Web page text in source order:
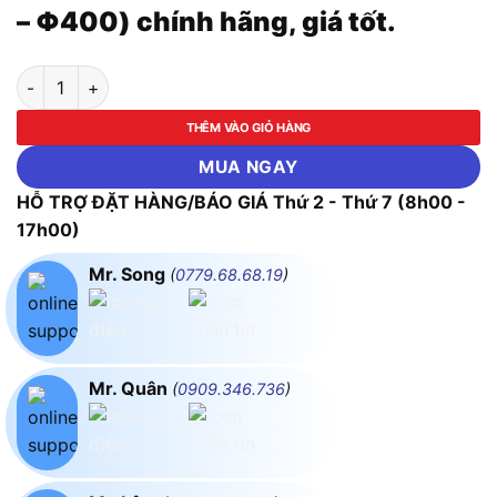
– Φ400) chính hãng, giá tốt.
Lưỡi cắt gỗ cao cấp ASAKI-AK-8675 đến AK-8697 (Size từ
THÊM VÀO GIỎ HÀNG
MUA NGAY
HỖ TRỢ ĐẶT HÀNG/BÁO GIÁ Thứ 2 - Thứ 7 (8h00 -
17h00)
Mr. Song (0779.68.68.19)
Mr. Quân (0909.346.736)